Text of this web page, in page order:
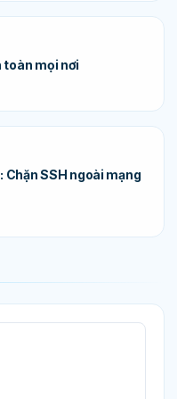
toàn mọi nơi
SSH ngoài mạng